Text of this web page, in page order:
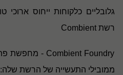
גלובליים כלקוחות ייחוס
רשת Combient
Combient Foundry - מחפשת
ממובילי התעשייה של הרשת שלה: